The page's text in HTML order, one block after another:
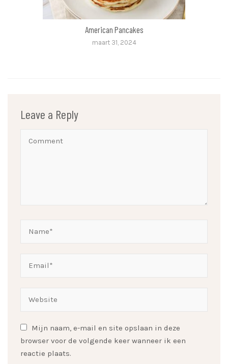
American Pancakes
maart 31, 2024
Leave a Reply
Mijn naam, e-mail en site opslaan in deze
browser voor de volgende keer wanneer ik een
reactie plaats.